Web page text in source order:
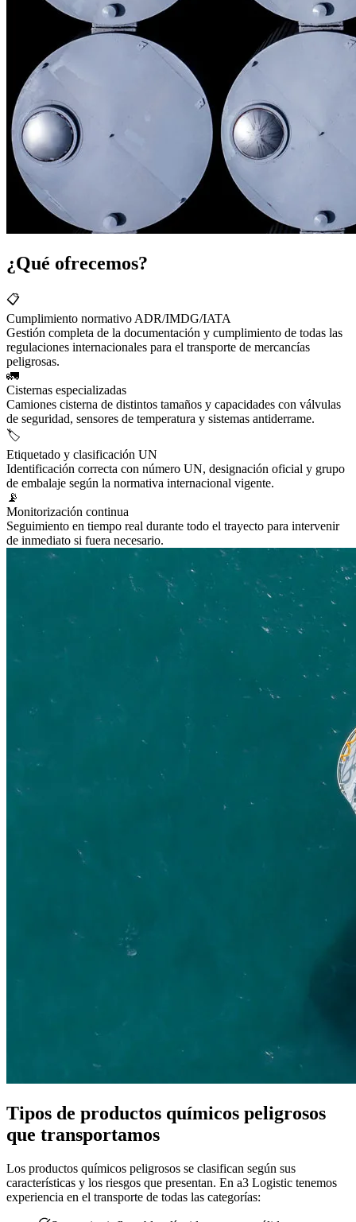
¿Qué ofrecemos?
📋
Cumplimiento normativo ADR/IMDG/IATA
Gestión completa de la documentación y cumplimiento de todas las
regulaciones internacionales para el transporte de mercancías
peligrosas.
🚛
Cisternas especializadas
Camiones cisterna de distintos tamaños y capacidades con válvulas
de seguridad, sensores de temperatura y sistemas antiderrame.
🏷️
Etiquetado y clasificación UN
Identificación correcta con número UN, designación oficial y grupo
de embalaje según la normativa internacional vigente.
📡
Monitorización continua
Seguimiento en tiempo real durante todo el trayecto para intervenir
de inmediato si fuera necesario.
Tipos de productos químicos peligrosos
que transportamos
Los productos químicos peligrosos se clasifican según sus
características y los riesgos que presentan. En a3 Logistic tenemos
experiencia en el transporte de todas las categorías: